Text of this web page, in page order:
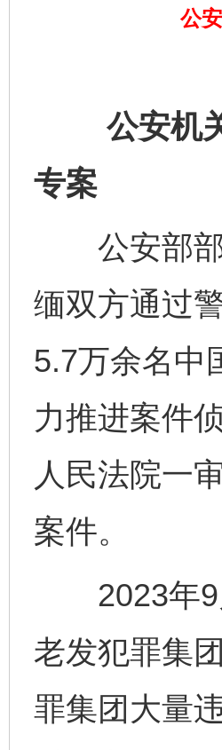
公
公安机关
专案
公安部部
缅双方通过
5.7万余名中
力推进案件
人民法院一
案件。
2023年9
老发犯罪集
罪集团大量